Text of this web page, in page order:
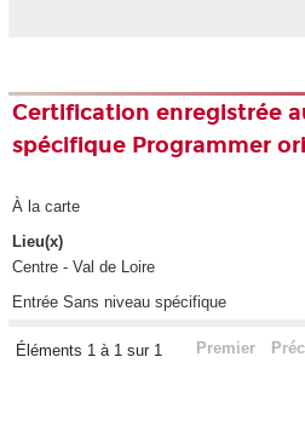
Certification enregistrée
spécifique Programmer
À la carte
Lieu(x)
Centre - Val de Loire
Entrée Sans niveau spécifique
Éléments 1 à 1 sur 1 Premier